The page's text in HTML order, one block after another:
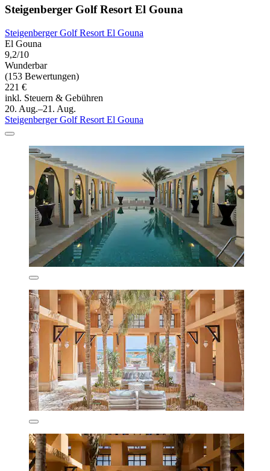
Steigenberger Golf Resort El Gouna
Steigenberger Golf Resort El Gouna
El Gouna
9,2/10
Wunderbar
(153 Bewertungen)
221 €
inkl. Steuern & Gebühren
20. Aug.–21. Aug.
Steigenberger Golf Resort El Gouna